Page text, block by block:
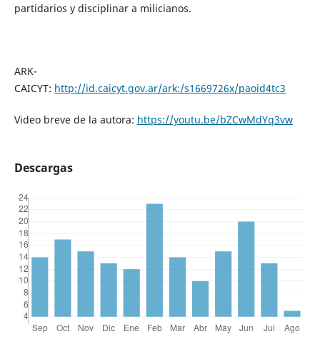
partidarios y disciplinar a milicianos.
ARK-
CAICYT: http://id.caicyt.gov.ar/ark:/s1669726x/paoid4tc3
Video breve de la autora: https://youtu.be/bZCwMdYq3vw
Descargas